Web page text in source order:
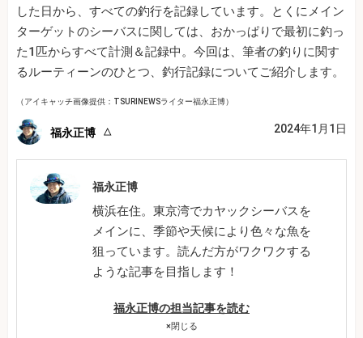
した日から、すべての釣行を記録しています。とくにメイン
ターゲットのシーバスに関しては、おかっぱりで最初に釣っ
た1匹からすべて計測＆記録中。今回は、筆者の釣りに関す
るルーティーンのひとつ、釣行記録についてご紹介します。
（アイキャッチ画像提供：TSURINEWSライター福永正博）
福永正博 2024年1月1日
福永正博
横浜在住。東京湾でカヤックシーバスを
メインに、季節や天候により色々な魚を
狙っています。読んだ方がワクワクする
ような記事を目指します！
福永正博の担当記事を読む
×閉じる